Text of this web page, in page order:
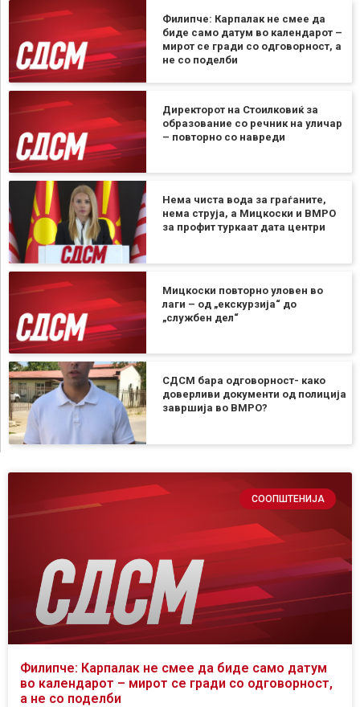
Филипче: Карпалак не смее да
биде само датум во календарот –
мирот се гради со одговорност, а
не со поделби
Директорот на Стоилковиќ за
образование со речник на уличар
– повторно со навреди
Нема чиста вода за граѓаните,
нема струја, а Мицкоски и ВМРО
за профит туркаат дата центри
Мицкоски повторно уловен во
лаги – од „екскурзија“ до
„службен дел“
СДСМ бара одговорност- како
доверливи документи од полиција
завршија во ВМРО?
СООПШТЕНИЈА
Филипче: Карпалак не смее да биде само датум
во календарот – мирот се гради со одговорност,
а не со поделби